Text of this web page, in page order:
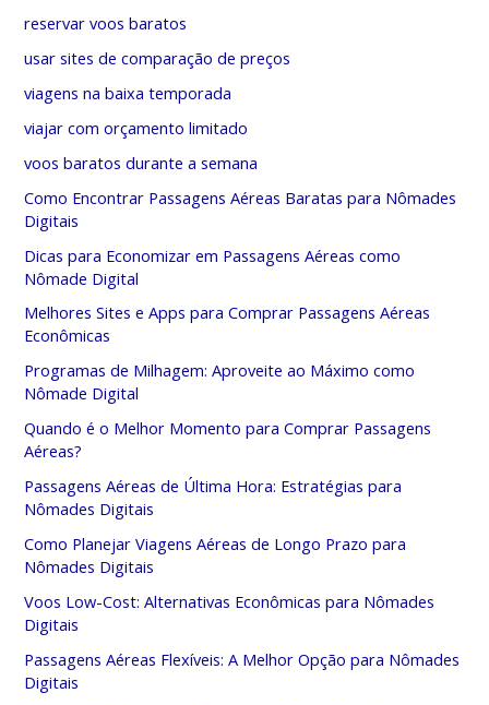
reservar voos baratos
usar sites de comparação de preços
viagens na baixa temporada
viajar com orçamento limitado
voos baratos durante a semana
Como Encontrar Passagens Aéreas Baratas para Nômades
Digitais
Dicas para Economizar em Passagens Aéreas como
Nômade Digital
Melhores Sites e Apps para Comprar Passagens Aéreas
Econômicas
Programas de Milhagem: Aproveite ao Máximo como
Nômade Digital
Quando é o Melhor Momento para Comprar Passagens
Aéreas?
Passagens Aéreas de Última Hora: Estratégias para
Nômades Digitais
Como Planejar Viagens Aéreas de Longo Prazo para
Nômades Digitais
Voos Low-Cost: Alternativas Econômicas para Nômades
Digitais
Passagens Aéreas Flexíveis: A Melhor Opção para Nômades
Digitais